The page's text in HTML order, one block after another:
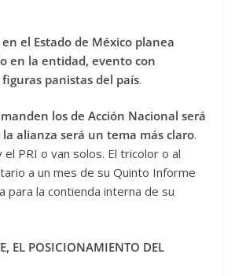
en el Estado de México planea
en la entidad, evento con
panistas del país.
los de Acción Nacional será
alianza será un tema más claro.
el PRI o van solos. El tricolor o al
a un mes de su Quinto Informe
para la contienda interna de su
EL POSICIONAMIENTO DEL